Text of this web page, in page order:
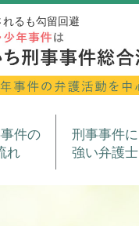
れるも勾留回避
件の
れ
刑事事件に
強い弁護士